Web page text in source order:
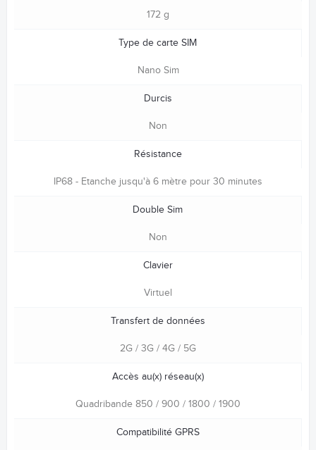
172 g
Type de carte SIM
Nano Sim
Durcis
Non
Résistance
IP68 - Etanche jusqu'à 6 mètre pour 30 minutes
Double Sim
Non
Clavier
Virtuel
Transfert de données
2G / 3G / 4G / 5G
Accès au(x) réseau(x)
Quadribande 850 / 900 / 1800 / 1900
Compatibilité GPRS